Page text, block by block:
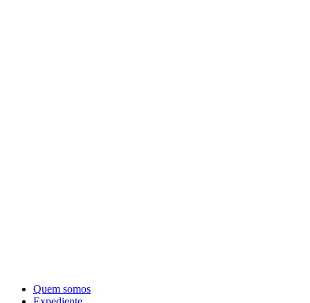
Quem somos